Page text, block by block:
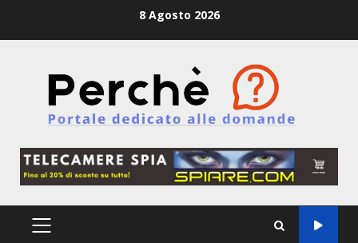
8 Agosto 2026
PRIMARY